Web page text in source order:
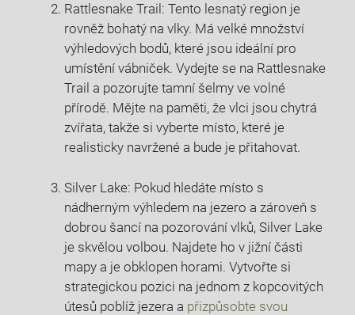
Rattlesnake Trail: Tento lesnatý region je
rovněž bohatý na vlky. Má velké množství
výhledových bodů, které jsou ideální pro
umístění vábniček. Vydejte se na Rattlesnake
Trail a pozorujte tamní šelmy ve volné
přírodě. Mějte na paměti, že vlci jsou chytrá
zvířata, takže si vyberte místo, které je
realisticky navržené a bude je přitahovat.
Silver Lake: Pokud hledáte místo s
nádherným výhledem na jezero a zároveň s
dobrou šancí na pozorování vlků, Silver Lake
je skvělou volbou. Najdete ho v jižní části
mapy a je obklopen horami. Vytvořte si
strategickou pozici na jednom z kopcovitých
útesů poblíž jezera a přizpůsobte svou